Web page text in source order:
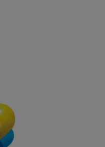
chocolate